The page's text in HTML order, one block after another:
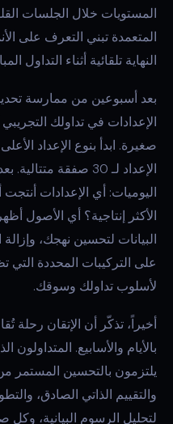
المستويات خلال الجلسات
المتعمدة تبني التعرف على
النهاية تلقائية أثناء التداول
بعد أسبوعين من ممارسة تحديد
الإعدادات في تداولك
صغيرة. ابدأ بنوع الإعداد
الأكثر إنتاجية؟ أي الأصول
البيانات لتحسين نهجك، وإزالة
على التركيبات المحددة التي
لأسلوب تداولك وسوقك.
أخيراً، تذكّر أن الإتقان رحلة
بالأيام والأسابيع.
يلتزمون بالتحسين المستمر
والتقييم الذاتي الصادق،
لتحليل الرسوم البيانية،